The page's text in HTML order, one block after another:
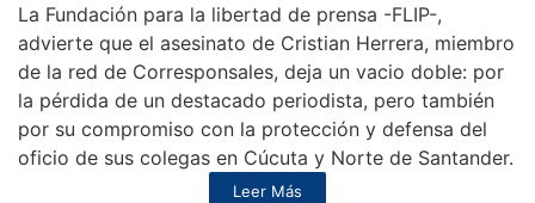
La Fundación para la libertad de prensa -FLIP-,
advierte que el asesinato de Cristian Herrera, miembro
de la red de Corresponsales, deja un vacio doble: por
la pérdida de un destacado periodista, pero también
por su compromiso con la protección y defensa del
oficio de sus colegas en Cúcuta y Norte de Santander.
Leer Más